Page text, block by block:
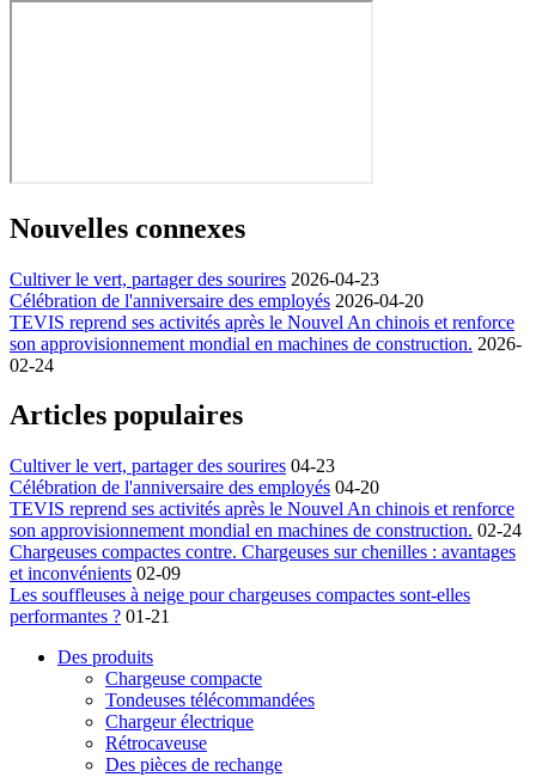
Nouvelles connexes
Cultiver le vert, partager des sourires 2026-04-23
Célébration de l'anniversaire des employés 2026-04-20
TEVIS reprend ses activités après le Nouvel An chinois et renforce
son approvisionnement mondial en machines de construction. 2026-
02-24
Articles populaires
Cultiver le vert, partager des sourires 04-23
Célébration de l'anniversaire des employés 04-20
TEVIS reprend ses activités après le Nouvel An chinois et renforce
son approvisionnement mondial en machines de construction. 02-24
Chargeuses compactes contre. Chargeuses sur chenilles : avantages
et inconvénients 02-09
Les souffleuses à neige pour chargeuses compactes sont-elles
performantes ? 01-21
Des produits
Chargeuse compacte
Tondeuses télécommandées
Chargeur électrique
Rétrocaveuse
Des pièces de rechange